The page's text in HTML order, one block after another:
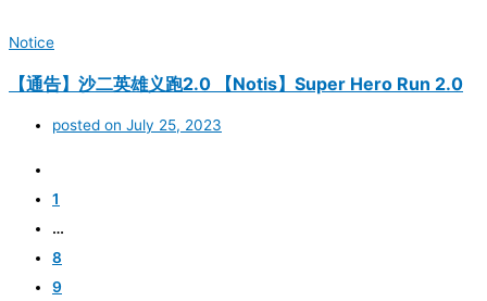
Notice
【通告】沙二英雄义跑2.0 【Notis】Super Hero Run 2.0
posted on July 25, 2023
1
…
8
9